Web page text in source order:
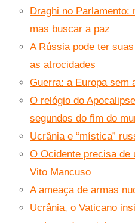
Draghi no Parlamento:
mas buscar a paz
A Rússia pode ter
as atrocidades
Guerra: a Europa sem
O relógio do
segundos do fim do
Ucrânia e “mística”
O Ocidente precisa de
Vito Mancuso
A ameaça de armas
Ucrânia, o Vaticano